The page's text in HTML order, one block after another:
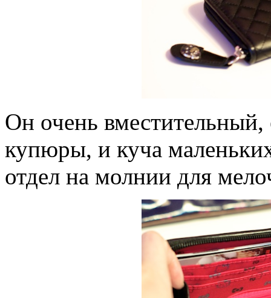
Он очень вместительный,
купюры, и куча
отдел на молнии для